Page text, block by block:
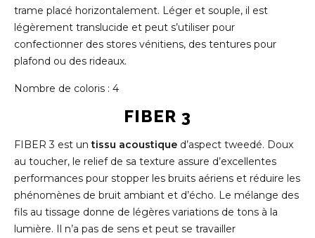
trame placé horizontalement. Léger et souple, il est
légèrement translucide et peut s’utiliser pour
confectionner des stores vénitiens, des tentures pour
plafond ou des rideaux.
Nombre de coloris : 4
FIBER 3
FIBER 3 est untissu acoustique d’aspect tweedé. Doux
au toucher, le relief de sa texture assure d’excellentes
performances pour stopper les bruits aériens et réduire les
phénomènes de bruit ambiant et d’écho. Le mélange des
fils au tissage donne de légères variations de tons à la
lumière. Il n’a pas de sens et peut se travailler